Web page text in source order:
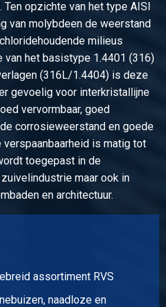
1.4404 5D 90 gr60,3x2 R=135
opzichte van het type AISI
van molybdeen de weerstand
milieus
van het basistype 1.4401 (316)
(316L/1.4404) is deze
gevoelig voor interkristallijne
vervormbaar, goed
corrosieweerstand en goede
is matig tot
toegepast in de
maar ook in
en architectuur.
assortiment RVS
naadloze en